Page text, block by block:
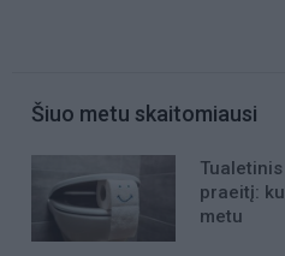
Šiuo metu skaitomiausi
praeitį:
metu